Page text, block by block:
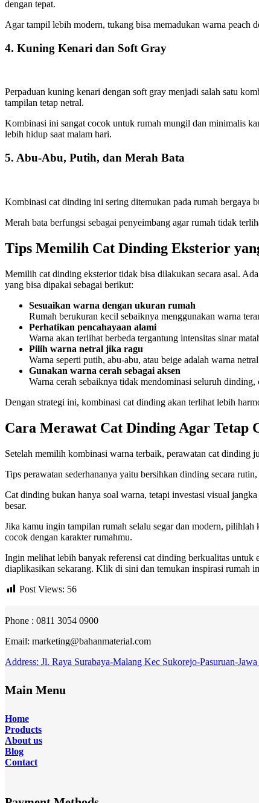
dengan tepat.
Agar tampil lebih modern, tukang bisa memadukan warna peach
4. Kuning Kenari dan Soft Gray
Perpaduan kuning kenari dengan soft gray menjadi salah satu
tampilan tetap netral.
Kombinasi ini sangat cocok untuk rumah mungil dan minimalis
lebih hidup saat malam hari.
5. Abu-Abu, Putih, dan Merah Bata
Kombinasi cat dinding ini sering ditemukan pada rumah bergaya
Merah bata berfungsi sebagai penyeimbang agar rumah tidak
Tips Memilih Cat Dinding Eksterior
Memilih cat dinding eksterior tidak bisa dilakukan secara asal.
yang bisa dipakai sebagai berikut:
Sesuaikan warna dengan ukuran rumah
Rumah berukuran kecil sebaiknya menggunakan warna
Perhatikan pencahayaan alami
Warna akan terlihat berbeda tergantung intensitas sinar
Pilih warna netral jika ragu
Warna seperti putih, abu-abu, atau beige adalah warna
Gunakan warna cerah sebagai aksen
Warna cerah sebaiknya tidak mendominasi seluruh
Dengan strategi ini, kombinasi cat dinding akan terlihat lebih
Cara Merawat Cat Dinding Agar Tetap
Setelah memilih kombinasi warna terbaik, perawatan cat dinding
Tips perawatan sederhananya yaitu bersihkan dinding secara
Cat dinding bukan hanya soal warna, tetapi investasi visual
besar.
Jika kamu ingin tampilan rumah selalu segar dan modern, pilihlah
cocok dengan karakter rumahmu.
Ingin melihat lebih banyak referensi cat dinding berkualitas untuk
diaplikasikan sekarang. Klik di sini dan temukan inspirasi rumah
Post Views: 56
Phone : 0811 3054 0900
Email: marketing@bahanmaterial.com
Address: Jl. Raya Surabaya-Malang Kec Sukorejo-Pasuruan-
Main Menu
Home
Products
About us
Blog
Contact